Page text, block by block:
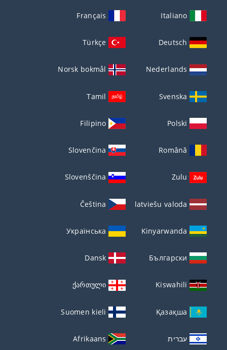
Italiano
Français
Deutsch
Türkçe
Nederlands
Norsk bokmål
Svenska
Tamil
Polski
Filipino
Română
Slovenčina
Zulu
Slovenščina
latviešu valoda
Čeština
Kinyarwanda
Українська
Български
Dansk
Kiswahili
ქართული
Қазақша
Suomen kieli
עברית Afrikaans